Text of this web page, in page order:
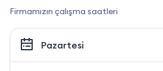
Firmamızın çalışma saatleri
Pazartesi